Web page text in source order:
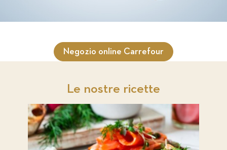
Negozio online Carrefour
Le nostre ricette